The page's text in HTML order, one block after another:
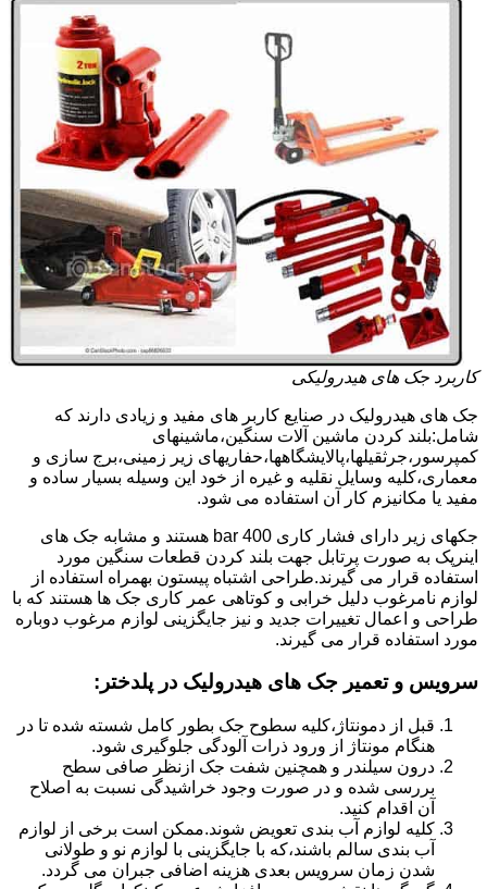
کاربرد جک های هیدرولیکی
جک های هیدرولیک در صنایع کاربر های مفید و زیادی دارند که
شامل:بلند کردن ماشین آلات سنگین،ماشینهای
کمپرسور،جرثقیلها،پالایشگاهها،حفاریهای زیر زمینی،برج سازی و
معماری،کلیه وسایل نقلیه و غیره از خود این وسیله بسیار ساده و
مفید یا مکانیزم کار آن استفاده می شود.
جکهای زیر دارای فشار کاری 400 bar هستند و مشابه جک های
اینرپک به صورت پرتابل جهت بلند کردن قطعات سنگین مورد
استفاده قرار می گیرند.طراحی اشتباه پیستون بهمراه استفاده از
لوازم نامرغوب دلیل خرابی و کوتاهی عمر کاری جک ها هستند که با
طراحی و اعمال تغییرات جدید و نیز جایگزینی لوازم مرغوب دوباره
مورد استفاده قرار می گیرند.
سرویس و تعمیر جک های هیدرولیک در پلدختر :
قبل از دمونتاژ،کلیه سطوح جک بطور کامل شسته شده تا در
هنگام مونتاژ از ورود ذرات آلودگی جلوگیری شود.
درون سیلندر و همچنین شفت جک ازنظر صافی سطح
بررسی شده و در صورت وجود خراشیدگی نسبت به اصلاح
آن اقدام کنید.
کلیه لوازم آب بندی تعویض شوند.ممکن است برخی از لوازم
آب بندی سالم باشند،که با جایگزینی با لوازم نو و طولانی
شدن زمان سرویس بعدی هزینه اضافی جبران می گردد.